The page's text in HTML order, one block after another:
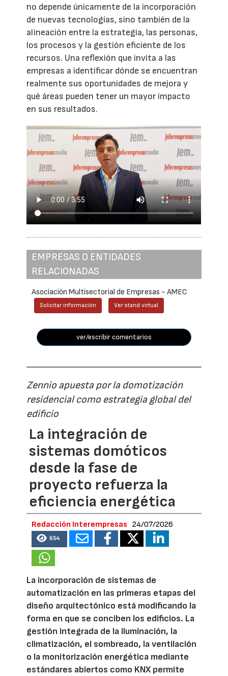
no depende únicamente de la incorporación
de nuevas tecnologías, sino también de la
alineación entre la estrategia, las personas,
los procesos y la gestión eficiente de los
recursos. Una reflexión que invita a las
empresas a identificar dónde se encuentran
realmente sus oportunidades de mejora y
qué áreas pueden tener un mayor impacto
en sus resultados.
EMPRESAS O ENTIDADES
RELACIONADAS
Asociación Multisectorial de Empresas - AMEC
Solicitar información Ver stand virtual
ver/escribir comentarios
Zennio apuesta por la domotización
residencial como estrategia global del
edificio
La integración de
sistemas domóticos
desde la fase de
proyecto refuerza la
eficiencia energética
Redacción Interempresas 24/07/2026
654
La incorporación de sistemas de
automatización en las primeras etapas del
diseño arquitectónico está modificando la
forma en que se conciben los edificios. La
gestión integrada de la iluminación, la
climatización, el sombreado, la ventilación
o la monitorización energética mediante
estándares abiertos como KNX permite